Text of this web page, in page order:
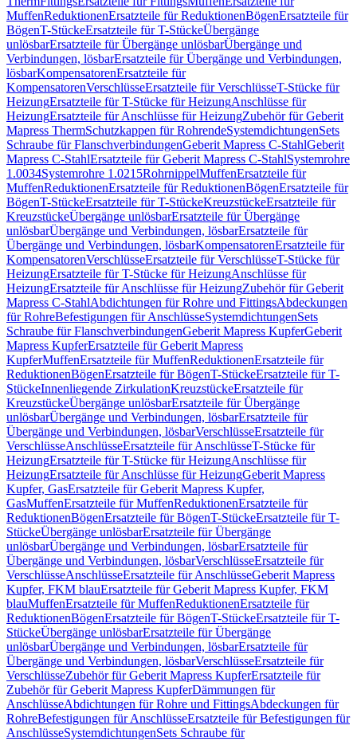
MuffenReduktionenErsatzteile für ReduktionenBögenErsatzteile für
BögenT-StückeErsatzteile für T-StückeÜbergänge
unlösbarErsatzteile für Übergänge unlösbarÜbergänge und
Verbindungen, lösbarErsatzteile für Übergänge und Verbindungen,
lösbarKompensatorenErsatzteile für
KompensatorenVerschlüsseErsatzteile für VerschlüsseT-Stücke für
HeizungErsatzteile für T-Stücke für HeizungAnschlüsse für
HeizungErsatzteile für Anschlüsse für HeizungZubehör für Geberit
Mapress ThermSchutzkappen für RohrendeSystemdichtungenSets
Schraube für FlanschverbindungenGeberit Mapress C-StahlGeberit
Mapress C-StahlErsatzteile für Geberit Mapress C-StahlSystemrohre
1.0034Systemrohre 1.0215RohrnippelMuffenErsatzteile für
MuffenReduktionenErsatzteile für ReduktionenBögenErsatzteile für
BögenT-StückeErsatzteile für T-StückeKreuzstückeErsatzteile für
KreuzstückeÜbergänge unlösbarErsatzteile für Übergänge
unlösbarÜbergänge und Verbindungen, lösbarErsatzteile für
Übergänge und Verbindungen, lösbarKompensatorenErsatzteile für
KompensatorenVerschlüsseErsatzteile für VerschlüsseT-Stücke für
HeizungErsatzteile für T-Stücke für HeizungAnschlüsse für
HeizungErsatzteile für Anschlüsse für HeizungZubehör für Geberit
Mapress C-StahlAbdichtungen für Rohre und FittingsAbdeckungen
für RohreBefestigungen für AnschlüsseSystemdichtungenSets
Schraube für FlanschverbindungenGeberit Mapress KupferGeberit
Mapress KupferErsatzteile für Geberit Mapress
KupferMuffenErsatzteile für MuffenReduktionenErsatzteile für
ReduktionenBögenErsatzteile für BögenT-StückeErsatzteile für T-
StückeInnenliegende ZirkulationKreuzstückeErsatzteile für
KreuzstückeÜbergänge unlösbarErsatzteile für Übergänge
unlösbarÜbergänge und Verbindungen, lösbarErsatzteile für
Übergänge und Verbindungen, lösbarVerschlüsseErsatzteile für
VerschlüsseAnschlüsseErsatzteile für AnschlüsseT-Stücke für
HeizungErsatzteile für T-Stücke für HeizungAnschlüsse für
HeizungErsatzteile für Anschlüsse für HeizungGeberit Mapress
Kupfer, GasErsatzteile für Geberit Mapress Kupfer,
GasMuffenErsatzteile für MuffenReduktionenErsatzteile für
ReduktionenBögenErsatzteile für BögenT-StückeErsatzteile für T-
StückeÜbergänge unlösbarErsatzteile für Übergänge
unlösbarÜbergänge und Verbindungen, lösbarErsatzteile für
Übergänge und Verbindungen, lösbarVerschlüsseErsatzteile für
VerschlüsseAnschlüsseErsatzteile für AnschlüsseGeberit Mapress
Kupfer, FKM blauErsatzteile für Geberit Mapress Kupfer, FKM
blauMuffenErsatzteile für MuffenReduktionenErsatzteile für
ReduktionenBögenErsatzteile für BögenT-StückeErsatzteile für T-
StückeÜbergänge unlösbarErsatzteile für Übergänge
unlösbarÜbergänge und Verbindungen, lösbarErsatzteile für
Übergänge und Verbindungen, lösbarVerschlüsseErsatzteile für
VerschlüsseZubehör für Geberit Mapress KupferErsatzteile für
Zubehör für Geberit Mapress KupferDämmungen für
AnschlüsseAbdichtungen für Rohre und FittingsAbdeckungen für
RohreBefestigungen für AnschlüsseErsatzteile für Befestigungen für
AnschlüsseSystemdichtungenSets Schraube für